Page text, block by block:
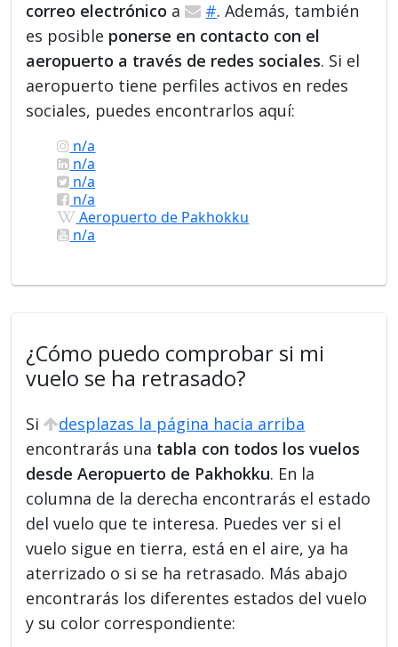
correo electrónico a #. Además, también
es posible ponerse en contacto con el
aeropuerto a través de redes sociales. Si el
aeropuerto tiene perfiles activos en redes
sociales, puedes encontrarlos aquí:
n/a
n/a
n/a
n/a
Aeropuerto de Pakhokku
n/a
¿Cómo puedo comprobar si mi
vuelo se ha retrasado?
Si
desplazas la página hacia arriba
encontrarás una tabla con todos los vuelos
desde Aeropuerto de Pakhokku. En la
columna de la derecha encontrarás el estado
del vuelo que te interesa. Puedes ver si el
vuelo sigue en tierra, está en el aire, ya ha
aterrizado o si se ha retrasado. Más abajo
encontrarás los diferentes estados del vuelo
y su color correspondiente: